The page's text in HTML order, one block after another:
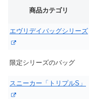
商品カテゴリ
エヴリデイバッグシリーズ
限定シリーズのバッグ
スニーカー「トリプルS」